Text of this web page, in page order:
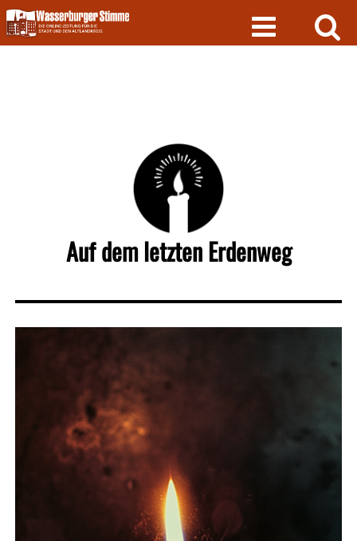
Skip
to
content
Auf dem letzten Erdenweg